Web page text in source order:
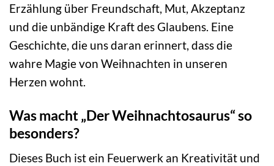
Erzählung über Freundschaft, Mut, Akzeptanz
und die unbändige Kraft des Glaubens. Eine
Geschichte, die uns daran erinnert, dass die
wahre Magie von Weihnachten in unseren
Herzen wohnt.
Was macht „Der Weihnachtosaurus“ so
besonders?
Dieses Buch ist ein Feuerwerk an Kreativität und